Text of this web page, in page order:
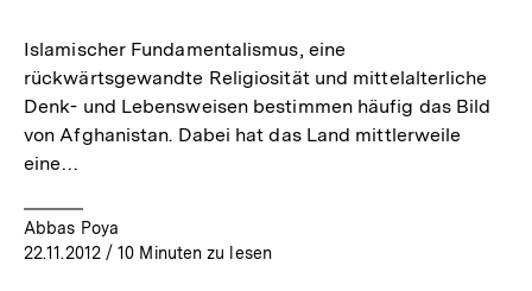
Islamischer Fundamentalismus, eine
rückwärtsgewandte Religiosität und mittelalterliche
Denk- und Lebensweisen bestimmen häufig das Bild
von Afghanistan. Dabei hat das Land mittlerweile
eine…
Abbas Poya
22.11.2012/ 10 Minuten zu lesen